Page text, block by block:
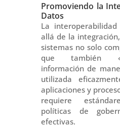
Promoviendo la
Datos
La
allá de la
sistemas no solo
que también
información de
utilizada
aplicaciones y
requiere
políticas de
efectivas.